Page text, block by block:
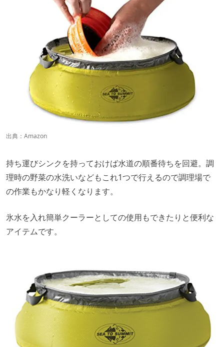
出典： Amazon
持ち運びシンクを持っておけば水道の順番待ちを回避。調
理時の野菜の水洗いなどもこれ1つで行えるので調理場で
の作業もかなり軽くなります。
氷水を入れ簡単クーラーとしての使用もできたりと便利な
アイテムです。